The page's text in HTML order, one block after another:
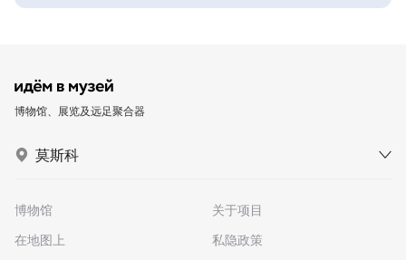
博物馆、展览及远足聚合器
莫斯科
博物馆
在地图上
关于项目
私隐政策